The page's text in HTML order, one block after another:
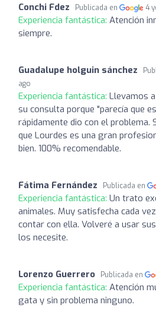
Conchi Fdez Publicada en 4
Experiencia fantástica: Atención
siempre.
Guadalupe holguin sánchez
ago
Experiencia fantástica: Llevamos
su consulta porque "parecía que
rápidamente dio con el problema.
que Lourdes es una gran
bien. 100% recomendable.
Fátima Fernández Publicada en
Experiencia fantástica: Un trato
animales. Muy satisfecha cada
contar con ella. Volveré a usar
los necesite.
Lorenzo Guerrero Publicada en
Experiencia fantástica: Atención
gata y sin problema ninguno.